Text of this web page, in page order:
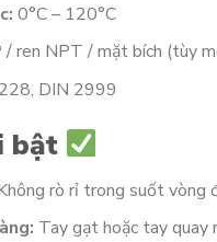
0°C – 120°C
/ ren NPT / mặt bích (tùy
DIN 2999
bật
rò rỉ trong suốt vòng
Tay gạt hoặc tay quay